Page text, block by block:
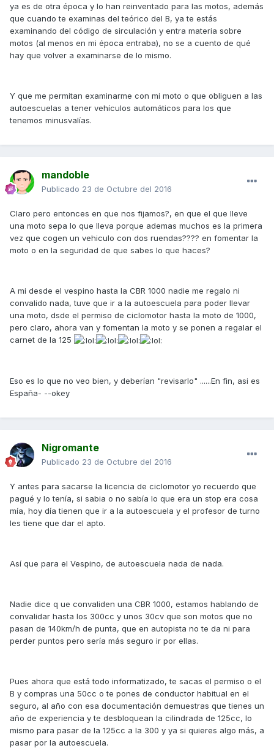
ya es de otra época y lo han reinventado para las motos, además
que cuando te examinas del teórico del B, ya te estás
examinando del código de sirculación y entra materia sobre
motos (al menos en mi época entraba), no se a cuento de qué
hay que volver a examinarse de lo mismo.
Y que me permitan examinarme con mi moto o que obliguen a las
autoescuelas a tener vehículos automáticos para los que
tenemos minusvalías.
mandoble
Publicado 23 de Octubre del 2016
Claro pero entonces en que nos fijamos?, en que el que lleve
una moto sepa lo que lleva porque ademas muchos es la primera
vez que cogen un vehiculo con dos ruendas???? en fomentar la
moto o en la seguridad de que sabes lo que haces?
A mi desde el vespino hasta la CBR 1000 nadie me regalo ni
convalido nada, tuve que ir a la autoescuela para poder llevar
una moto, dsde el permiso de ciclomotor hasta la moto de 1000,
pero claro, ahora van y fomentan la moto y se ponen a regalar el
carnet de la 125
Eso es lo que no veo bien, y deberían "revisarlo" ......En fin, asi es
España- --okey
Nigromante
Publicado 23 de Octubre del 2016
Y antes para sacarse la licencia de ciclomotor yo recuerdo que
pagué y lo tenía, si sabia o no sabía lo que era un stop era cosa
mía, hoy día tienen que ir a la autoescuela y el profesor de turno
les tiene que dar el apto.
Así que para el Vespino, de autoescuela nada de nada.
Nadie dice q ue convaliden una CBR 1000, estamos hablando de
convalidar hasta los 300cc y unos 30cv que son motos que no
pasan de 140km/h de punta, que en autopista no te da ni para
perder puntos pero sería más seguro ir por ellas.
Pues ahora que está todo informatizado, te sacas el permiso o el
B y compras una 50cc o te pones de conductor habitual en el
seguro, al año con esa documentación demuestras que tienes un
año de experiencia y te desbloquean la cilindrada de 125cc, lo
mismo para pasar de la 125cc a la 300 y ya si quieres algo más, a
pasar por la autoescuela.